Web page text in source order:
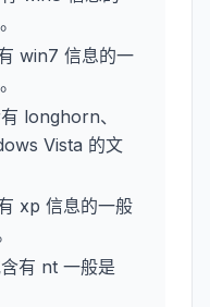
win7 信息的一
longhorn、
Vista 的文
xp 信息的一般
有 nt 一般是